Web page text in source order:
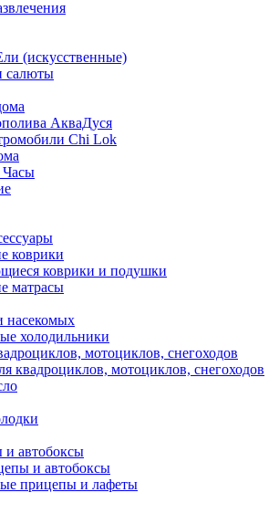
(искусственные)
салюты
АкваДуся
Chi Lok
Часы
коврики
коврики и подушки
матрасы
насекомых
холодильники
мотоциклов, снегоходов
квадроциклов, мотоциклов, снегоходов
автобоксы
и автобоксы
прицепы и лафеты